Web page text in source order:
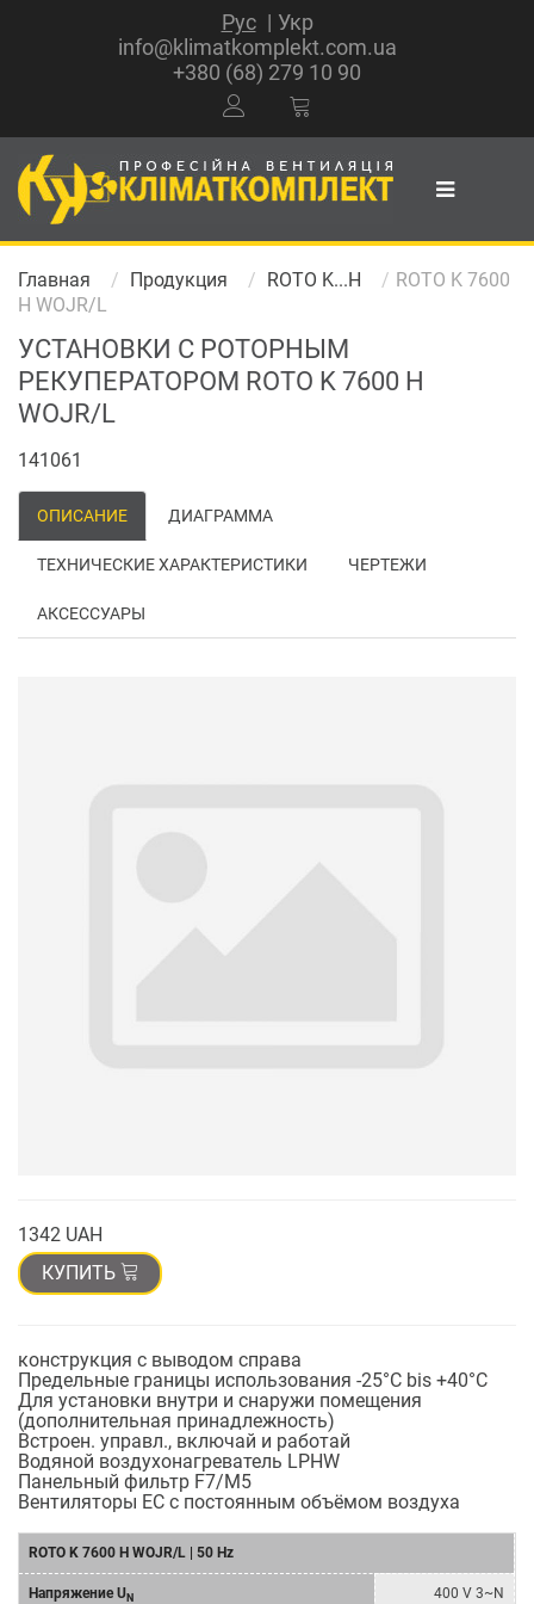
Рус
Укр
info@klimatkomplekt.com.ua
+380 (68) 279 10 90
Главная Продукция ROTO K...H
ROTO K 7600
H WOJR/L
УСТАНОВКИ С РОТОРНЫМ
РЕКУПЕРАТОРОМ ROTO K 7600 H
WOJR/L
141061
ОПИСАНИЕ ДИАГРАММА
ТЕХНИЧЕСКИЕ ХАРАКТЕРИСТИКИ ЧЕРТЕЖИ
АКСЕССУАРЫ
1342 UAH
КУПИТЬ
конструкция с выводом справа
Предельные границы использования -25°C bis +40°C
Для установки внутри и снаружи помещения
(дополнительная принадлежность)
Bстроен. управл., включай и работай
Водяной воздухонагреватель LPHW
Панельный фильтр F7/M5
Вентиляторы EC с постоянным объёмом воздуха
ROTO K 7600 H WOJR/L | 50 Hz
Напряжение U N 400 V 3~N